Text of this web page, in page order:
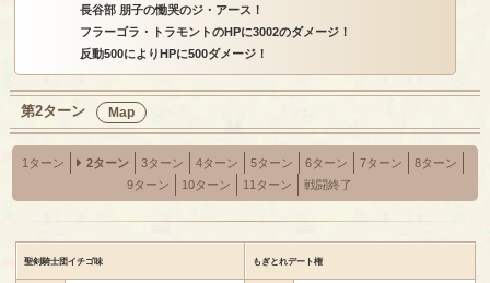
長谷部 朋子の慟哭のジ・アース！
フラーゴラ・トラモントのHPに3002のダメージ！
反動500によりHPに500ダメージ！
第2ターン Map
1ターン 2ターン 3ターン 4ターン 5ターン 6ターン 7ターン
8ターン
9ターン
10ターン 11ターン 戦闘終了
聖剣騎士団イチゴ味 もぎとれデート権